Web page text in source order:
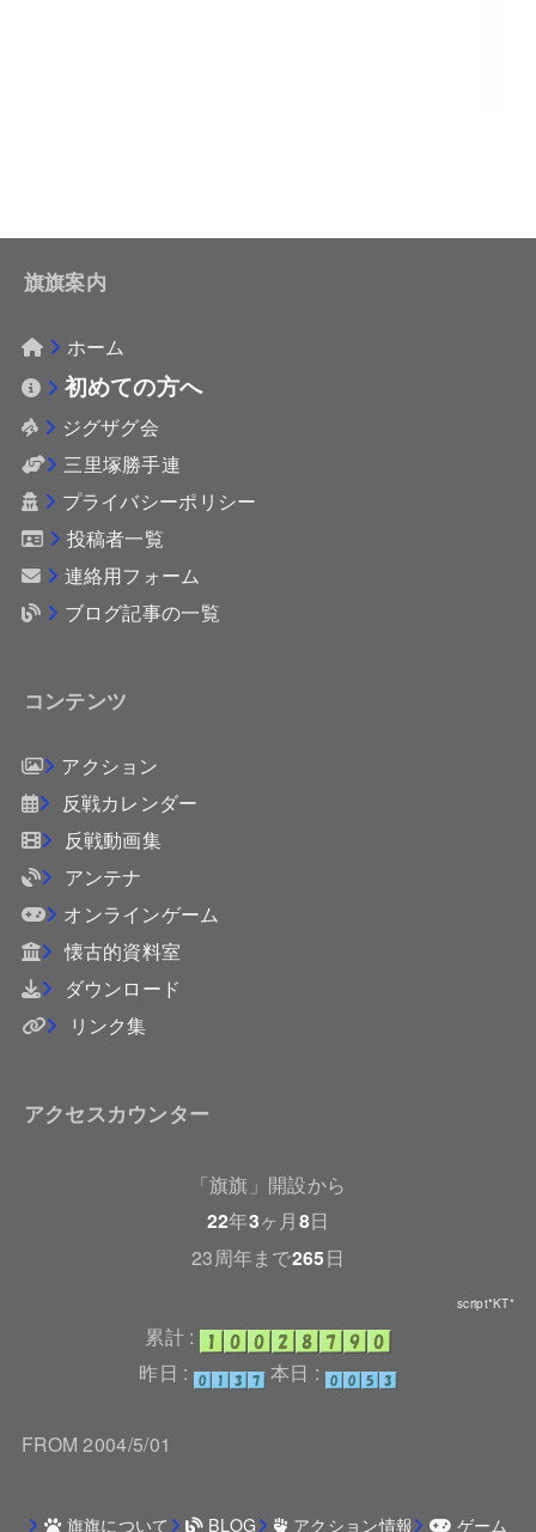
旗旗案内
ホーム
初めての方へ
ジグザグ会
三里塚勝手連
プライバシーポリシー
投稿者一覧
連絡用フォーム
ブログ記事の一覧
コンテンツ
アクション
反戦カレンダー
反戦動画集
アンテナ
オンラインゲーム
懐古的資料室
ダウンロード
リンク集
アクセスカウンター
「旗旗」開設から
22年3ヶ月8日
23周年まで265日
script*KT*
累計 :
昨日 :
本日 :
FROM 2004/5/01
旗旗について BLOG アクション情報 ゲーム